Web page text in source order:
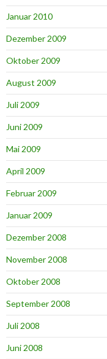
Januar 2010
Dezember 2009
Oktober 2009
August 2009
Juli 2009
Juni 2009
Mai 2009
April 2009
Februar 2009
Januar 2009
Dezember 2008
November 2008
Oktober 2008
September 2008
Juli 2008
Juni 2008